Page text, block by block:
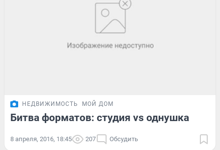
НЕДВИЖИМОСТЬ МОЙ ДОМ
Битва форматов: студия vs однушка
8 апреля, 2016, 18:45 207 Обсудить